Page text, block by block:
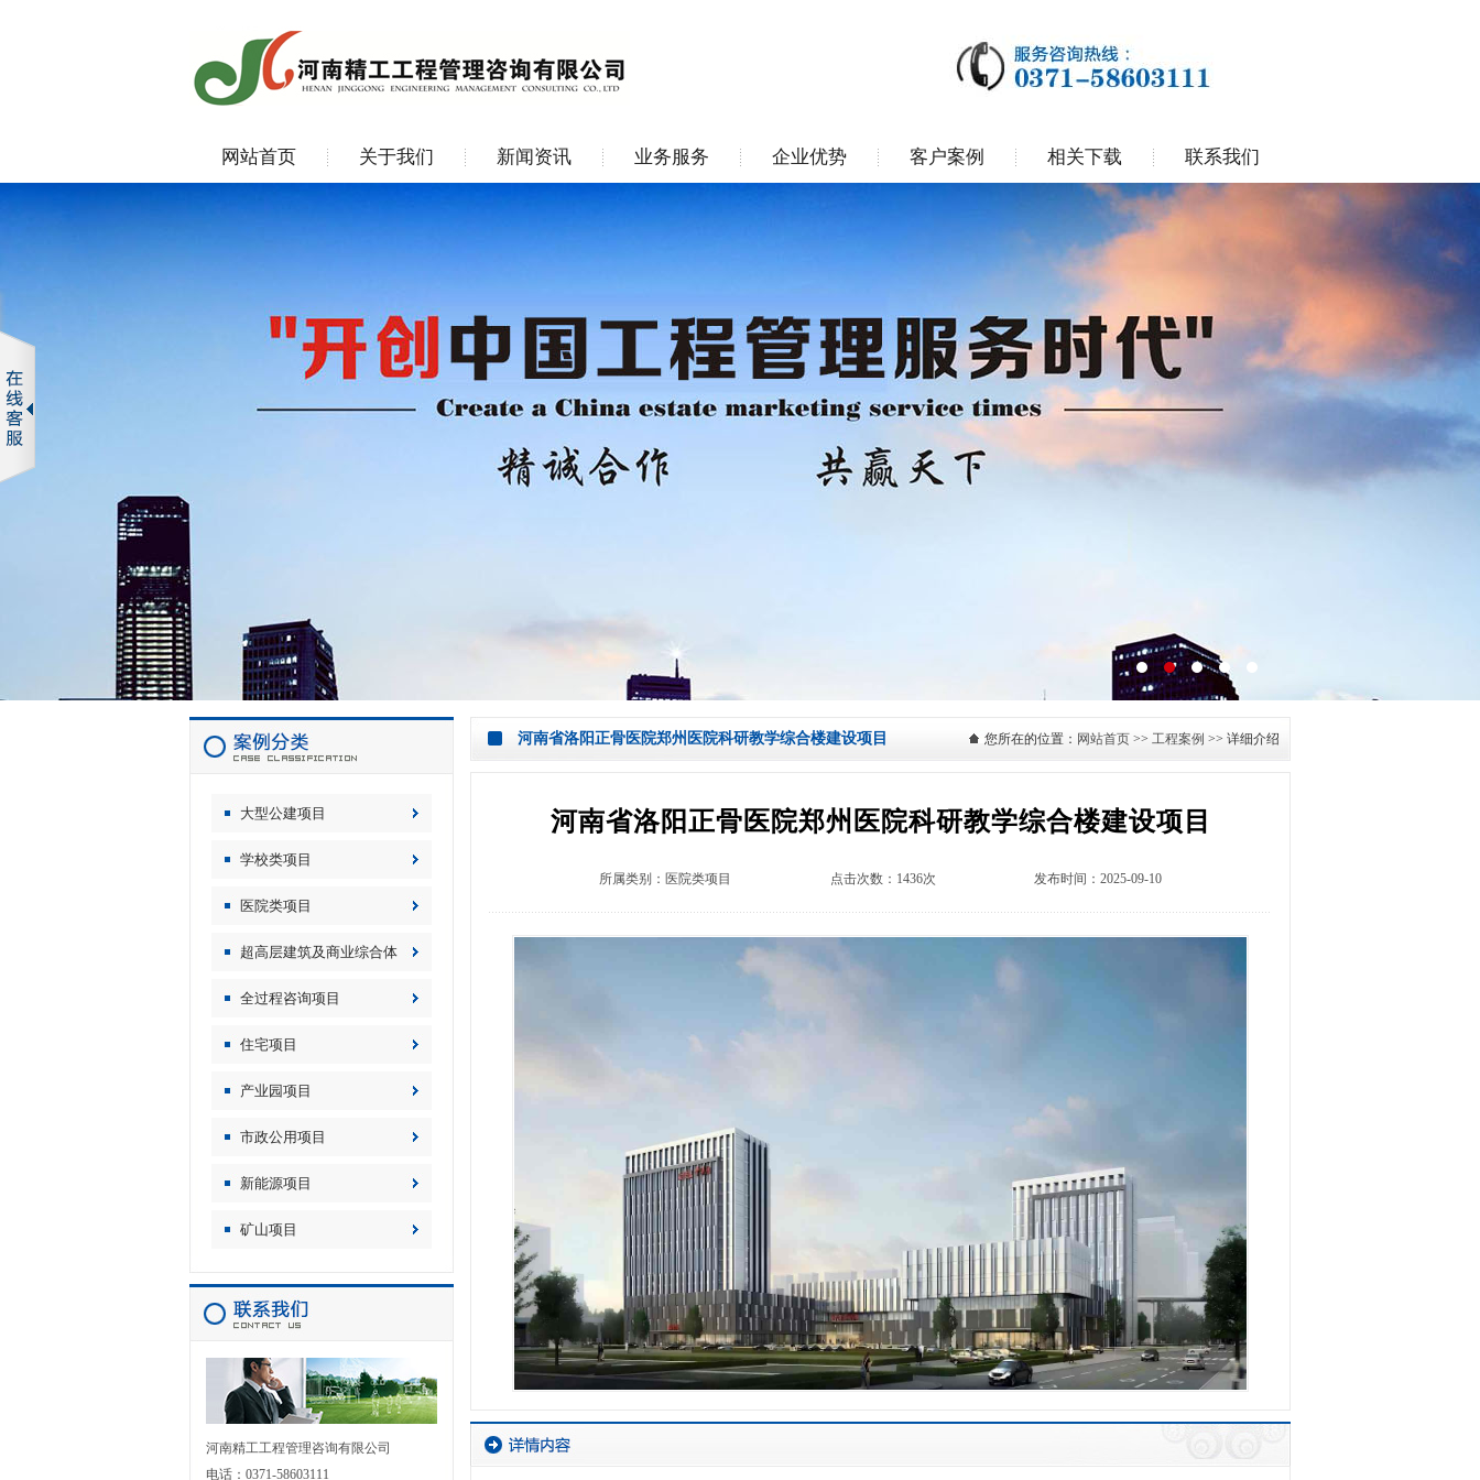
网站首页 关于我们 新闻资讯 业务服务 企业优势 客户案例 相关下载 联系我们
大型公建项目
学校类项目
医院类项目
超高层建筑及商业综合体
全过程咨询项目
住宅项目
产业园项目
市政公用项目
新能源项目
矿山项目
河南精工工程管理咨询有限公司
电话：0371-58603111
河南省洛阳正骨医院郑州医院科研教学综合楼建设项目 您所在的位置： 网站首页 >> 工程案例 >> 详细介绍
河南省洛阳正骨医院郑州医院科研教学综合楼建设项目
所属类别： 医院类项目 点击次数：1436次 发布时间：2025-09-10